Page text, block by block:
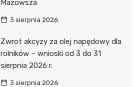
Mazowsza
3 sierpnia 2026
Zwrot akcyzy za olej napędowy dla
rolników – wnioski od 3 do 31
sierpnia 2026 r.
3 sierpnia 2026